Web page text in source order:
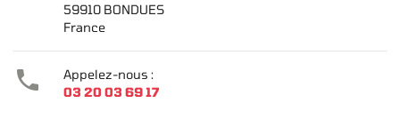
59910 BONDUES
France

Appelez-nous :
03 20 03 69 17